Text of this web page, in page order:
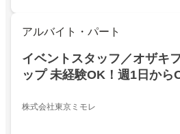
アルバイト・パート
イベントスタッフ／オザキ
ップ 未経験OK！週1日から
株式会社東京ミモレ